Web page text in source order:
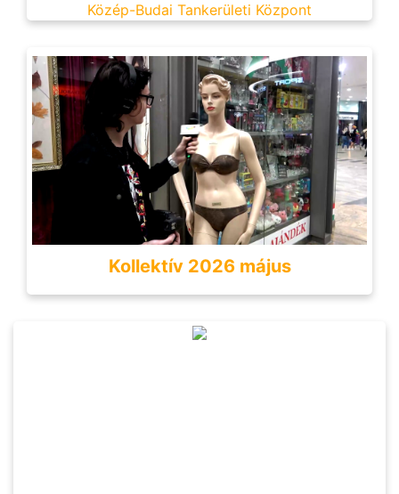
Közép-Budai Tankerületi Központ
Kollektív 2026 május